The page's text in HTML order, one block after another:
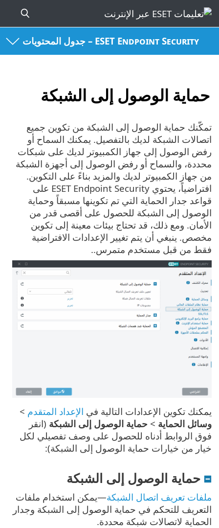
ESET Endpoint Security – جدول المحتويات
حماية الوصول إلى الشبكة
تمكّنك حماية الوصول إلى الشبكة من تكوين جميع
اتصالات الشبكة لديك بالتفصيل. يمكنك السماح أو
رفض الوصول إلى جهاز الكمبيوتر لديك على شبكات
محددة، والسماح أو رفض الوصول إلى أجهزة الشبكة
من جهاز الكمبيوتر لديك والمزيد بناءً على التكوين.
افتراضياً، يحتوي ESET Endpoint Security على
قواعد جدار الحماية التي تم تكوينها مسبقاً وحماية
الوصول إلى الشبكة للحصول على أقصى قدر من
الأمان. ومع ذلك، قد تحتاج بيئات معينة إلى تكوين
مخصص. ينبغي أن يتم تغيير الإعدادات الافتراضية
فقط من قبل مستخدم متمرس..
يمكنك تكوين الإعدادات التالية في الإعداد المتقدم >
وسائل الحماية > حماية الوصول إلى الشبكة (انقر
فوق الروابط أدناه للحصول على وصف تفصيلي لكل
خيار من خيارات حماية الوصول إلى الشبكة):
حماية الوصول إلى الشبكة
ملفات تعريف اتصال الشبكة—يمكن استخدام ملفات
التعريف للتحكم في حماية الوصول إلى الشبكة وجدار
الحماية لاتصالات شبكة محددة.